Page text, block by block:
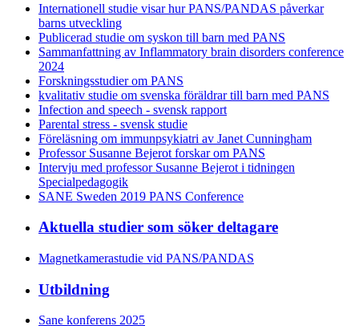
Internationell studie visar hur PANS/PANDAS påverkar
barns utveckling
Publicerad studie om syskon till barn med PANS
Sammanfattning av Inflammatory brain disorders conference
2024
Forskningsstudier om PANS
kvalitativ studie om svenska föräldrar till barn med PANS
Infection and speech - svensk rapport
Parental stress - svensk studie
Föreläsning om immunpsykiatri av Janet Cunningham
Professor Susanne Bejerot forskar om PANS
Intervju med professor Susanne Bejerot i tidningen
Specialpedagogik
SANE Sweden 2019 PANS Conference
Aktuella studier som söker deltagare
Magnetkamerastudie vid PANS/PANDAS
Utbildning
Sane konferens 2025